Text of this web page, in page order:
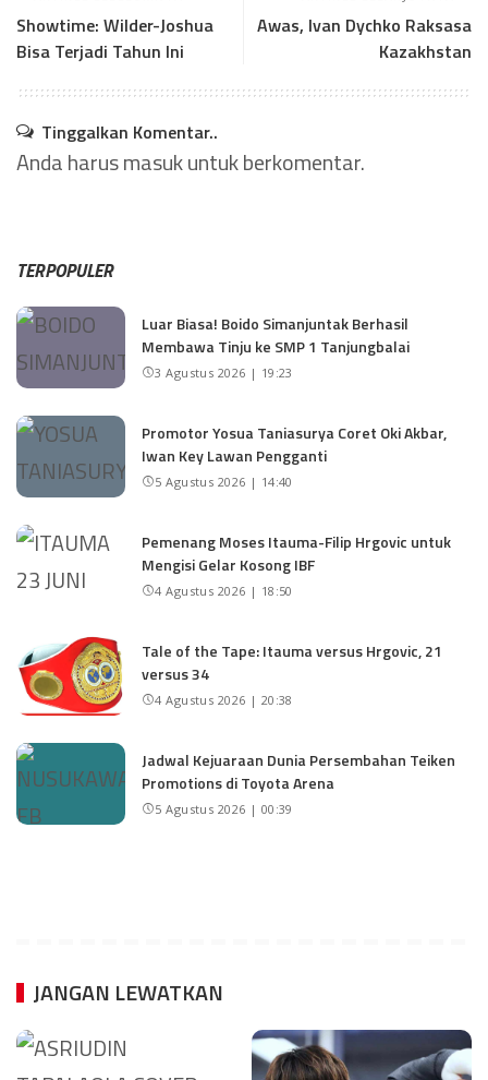
Showtime: Wilder-Joshua
Bisa Terjadi Tahun Ini
Awas, Ivan Dychko Raksasa
Kazakhstan
Tinggalkan Komentar..
Anda harusmasukuntuk berkomentar.
TERPOPULER
Luar Biasa! Boido Simanjuntak Berhasil
Membawa Tinju ke SMP 1 Tanjungbalai
3 Agustus 2026 | 19:23
Promotor Yosua Taniasurya Coret Oki Akbar,
Iwan Key Lawan Pengganti
5 Agustus 2026 | 14:40
Pemenang Moses Itauma-Filip Hrgovic untuk
Mengisi Gelar Kosong IBF
4 Agustus 2026 | 18:50
Tale of the Tape: Itauma versus Hrgovic, 21
versus 34
4 Agustus 2026 | 20:38
Jadwal Kejuaraan Dunia Persembahan Teiken
Promotions di Toyota Arena
5 Agustus 2026 | 00:39
JANGAN LEWATKAN